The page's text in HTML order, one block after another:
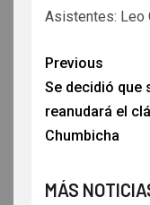
Asistentes: Leo
Previous
Se decidió que
reanudará el
Chumbicha
MÁS